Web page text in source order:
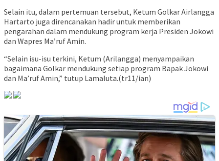
Selain itu, dalam pertemuan tersebut, Ketum Golkar Airlangga
Hartarto juga direncanakan hadir untuk memberikan
pengarahan dalam mendukung program kerja Presiden Jokowi
dan Wapres Ma’ruf Amin.
“Selain isu-isu terkini, Ketum (Arilangga) menyampaikan
bagaimana Golkar mendukung setiap program Bapak Jokowi
dan Ma’ruf Amin,” tutup Lamaluta.(tr11/ian)